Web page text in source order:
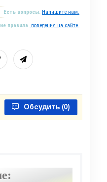
Есть вопросы. Напишите нам.
правила поведения на сайте.
Обсудить (0)